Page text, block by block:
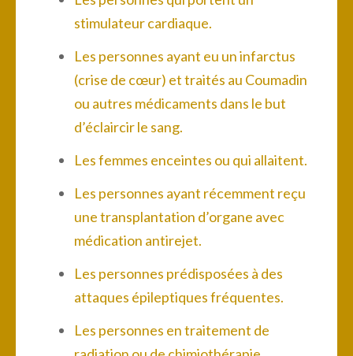
stimulateur cardiaque.
Les personnes ayant eu un infarctus
(crise de cœur) et traités au Coumadin
ou autres médicaments dans le but
d’éclaircir le sang.
Les femmes enceintes ou qui allaitent.
Les personnes ayant récemment reçu
une transplantation d’organe avec
médication antirejet.
Les personnes prédisposées à des
attaques épileptiques fréquentes.
Les personnes en traitement de